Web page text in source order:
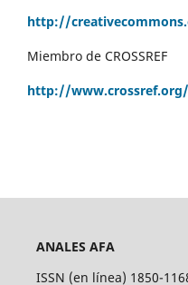
http://
Miembro de CROSSREF
http://
ANALES AFA
ISSN (en línea) 1850-